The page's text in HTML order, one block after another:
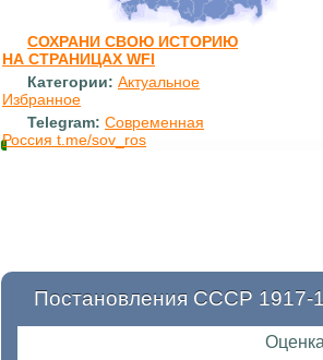
СОХРАНИ СВОЮ ИСТОРИЮ
НА СТРАНИЦАХ WFI
Категории: Актуальное
Избранное
Telegram: Современная
Россия t.me/sov_ros
Постановления СССР 1917-